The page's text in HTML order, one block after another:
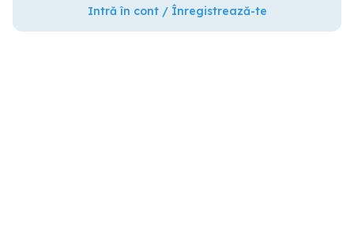
Intră în cont / Înregistrează-te